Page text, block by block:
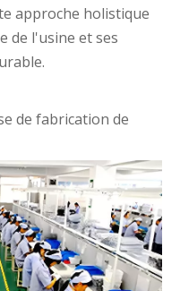
approche holistique
de l'usine et ses
de fabrication de